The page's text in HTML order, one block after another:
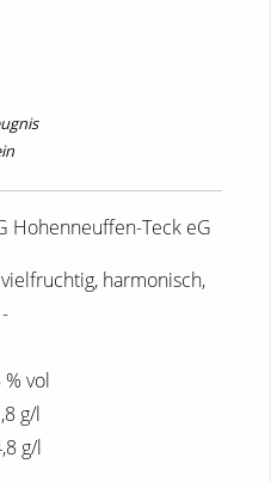
Hohenneuffen-Teck eG
harmonisch,
vol
g/l
g/l